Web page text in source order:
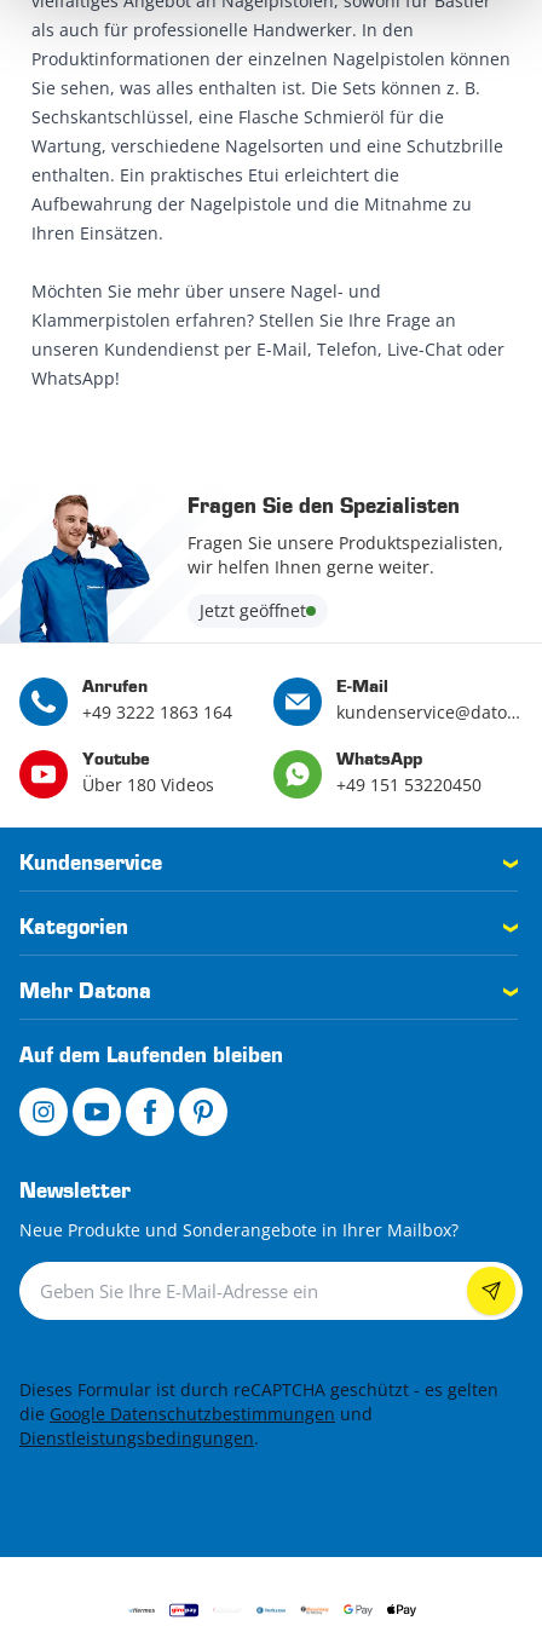
als auch für professionelle Handwerker. In den
Produktinformationen der einzelnen Nagelpistolen können
Sie sehen, was alles enthalten ist. Die Sets können z. B.
Sechskantschlüssel, eine Flasche Schmieröl für die
Wartung, verschiedene Nagelsorten und eine Schutzbrille
enthalten. Ein praktisches Etui erleichtert die
Aufbewahrung der Nagelpistole und die Mitnahme zu
Ihren Einsätzen.
Möchten Sie mehr über unsere Nagel- und
Klammerpistolen erfahren? Stellen Sie Ihre Frage an
unseren Kundendienst per E-Mail, Telefon, Live-Chat oder
WhatsApp!
Fragen Sie den Spezialisten
Fragen Sie unsere Produktspezialisten,
wir helfen Ihnen gerne weiter.
Jetzt geöffnet
Anrufen
+49 3222 1863 164
E-Mail
kundenservice@datona.de
Youtube
Über 180 Videos
WhatsApp
+49 151 53220450
Kundenservice
Kategorien
Mehr Datona
Auf dem Laufenden bleiben
Newsletter
Neue Produkte und Sonderangebote in Ihrer Mailbox?
Newsletter
Dieses Formular ist durch reCAPTCHA geschützt - es gelten
die Google Datenschutzbestimmungen und
Dienstleistungsbedingungen.